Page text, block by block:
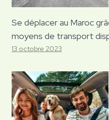
Se déplacer au Maroc
moyens de transport
13 octobre 2023